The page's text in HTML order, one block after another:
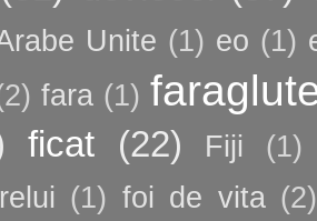
Unite (1) eo (1)
fara (1)
ficat (22) Fiji
(1)
(1) foi de vita (2)